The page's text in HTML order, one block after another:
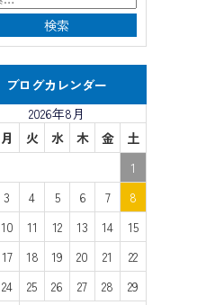
ブログカレンダー
2026年8月
月 火 水 木 金
土
1
3 4 5 6 7
8
10 11 12 13 14
15
17 18 19 20 21
22
24 25 26 27 28
29